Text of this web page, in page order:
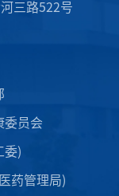
三路522号
委员会
委)
药管理局)